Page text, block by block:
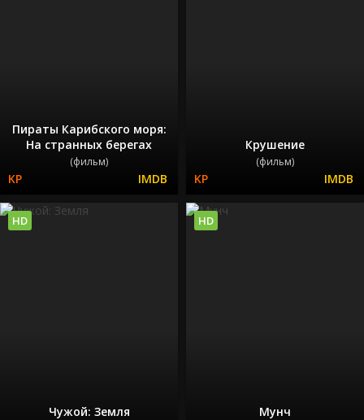
Пираты Карибского моря:
На странных берегах
(фильм)
Крушение
(фильм)
Чужой: Земля
HD
Мунч
HD